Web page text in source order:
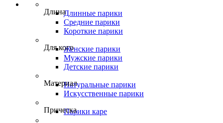
ДлинаДлинные парики
Средние парики
Короткие парики
Для когоЖенские парики
Мужские парики
Детские парики
МатериалНатуральные парики
Искусственные парики
ПрическаПарики каре